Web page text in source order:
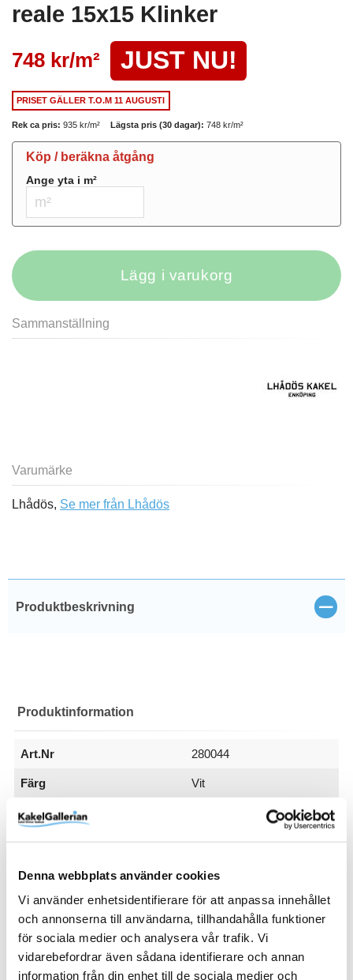
Denna webbplats använder cookies
Vi använder enhetsidentifierare för att anpassa innehållet
och annonserna till användarna, tillhandahålla funktioner
för sociala medier och analysera vår trafik. Vi
vidarebefordrar även sådana identifierare och annan
information från din enhet till de sociala medier och
reale 15x15 Klinker
748 kr/m² JUST NU!
PRISET GÄLLERT.O.M 11 AUGUSTI
Rek ca pris: 935 kr/m² Lägsta pris (30 dagar): 748 kr/m²
Köp / beräkna åtgång
Ange yta i m²
Lägg i varukorg
Sammanställning
Varumärke
Lhådös, Se mer från Lhådös
Produktbeskrivning Stäng
Produktinformation
Art.Nr 280044
Färg Vit
Frostsäker
SKU / artikelnummer: 280044-LK
Relaterade kategorier